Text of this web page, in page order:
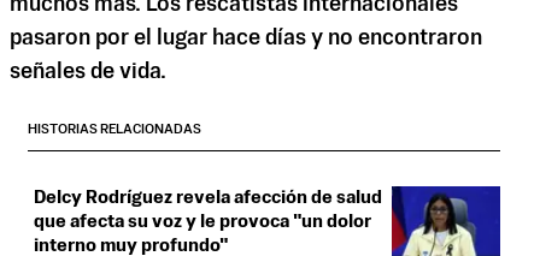
pasaron por el lugar hace días y no encontraron
señales de vida.
HISTORIAS RELACIONADAS
Delcy Rodríguez revela afección de salud
que afecta su voz y le provoca "un dolor
interno muy profundo"